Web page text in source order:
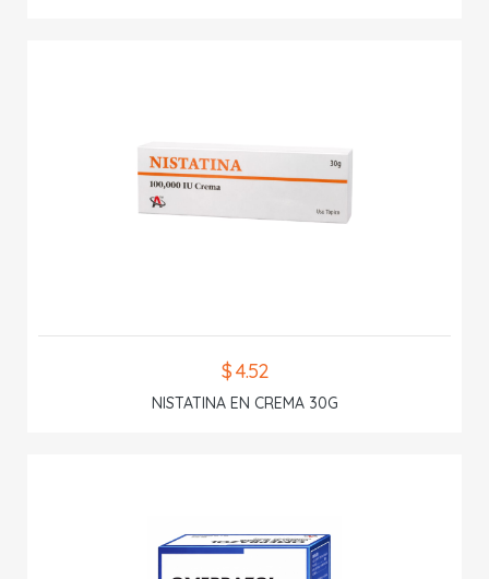
$ 4.52
NISTATINA EN CREMA 30G